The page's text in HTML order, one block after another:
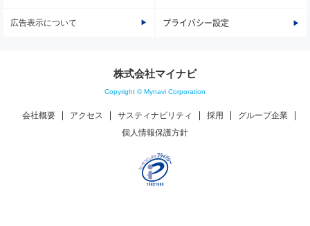
広告表示について プライバシー設定
株式会社マイナビ
Copyright © Mynavi Corporation
会社概要 アクセス サスティナビリティ 採用
グループ企業
個人情報保護方針